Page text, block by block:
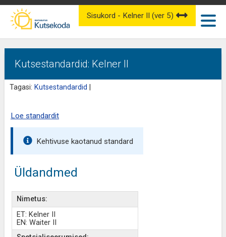
Kutsestandardid: Kelner II
Tagasi: Kutsestandardid
Sisukord - Kelner II (ver 5)
Loe standardit
Kehtivuse kaotanud standard
Üldandmed
Nimetus:
ET: Kelner II
EN: Waiter II